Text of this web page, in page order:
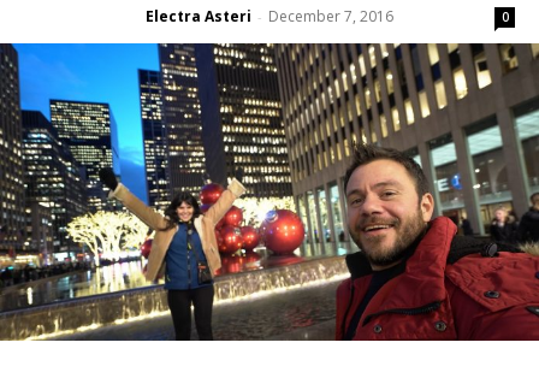
Electra Asteri - December 7, 2016 0